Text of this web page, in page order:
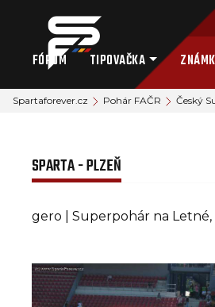
FÓRUM TIPOVAČKA
Spartaforever.cz Pohár FAČR Český
SPARTA - PLZEŇ
gero | Superpohár na